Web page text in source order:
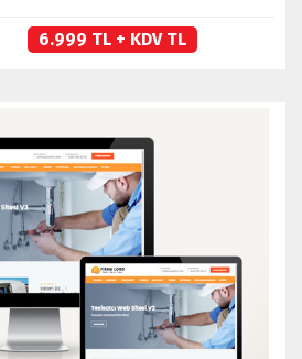
6.999 TL + KDV TL
İNCELE
SATIN AL